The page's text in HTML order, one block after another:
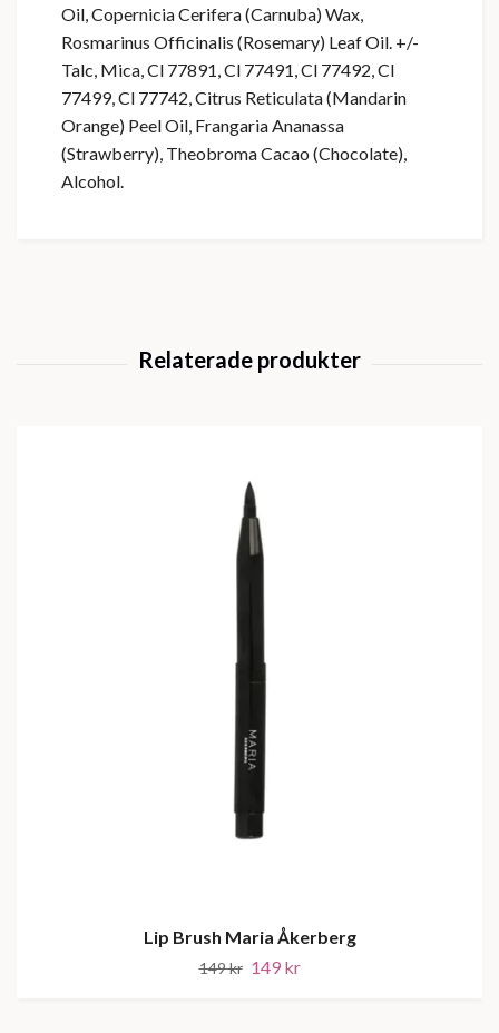
Oil, Copernicia Cerifera (Carnuba) Wax,
Rosmarinus Officinalis (Rosemary) Leaf Oil. +/-
Talc, Mica, Cl 77891, Cl 77491, Cl 77492, Cl
77499, Cl 77742, Citrus Reticulata (Mandarin
Orange) Peel Oil, Frangaria Ananassa
(Strawberry), Theobroma Cacao (Chocolate),
Alcohol.
Lip Brush Maria Åkerberg
149 kr 149 kr